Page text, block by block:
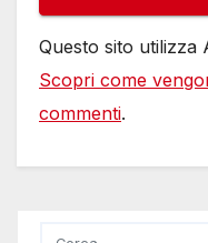
Questo sito utilizza
Scopri come
commenti.